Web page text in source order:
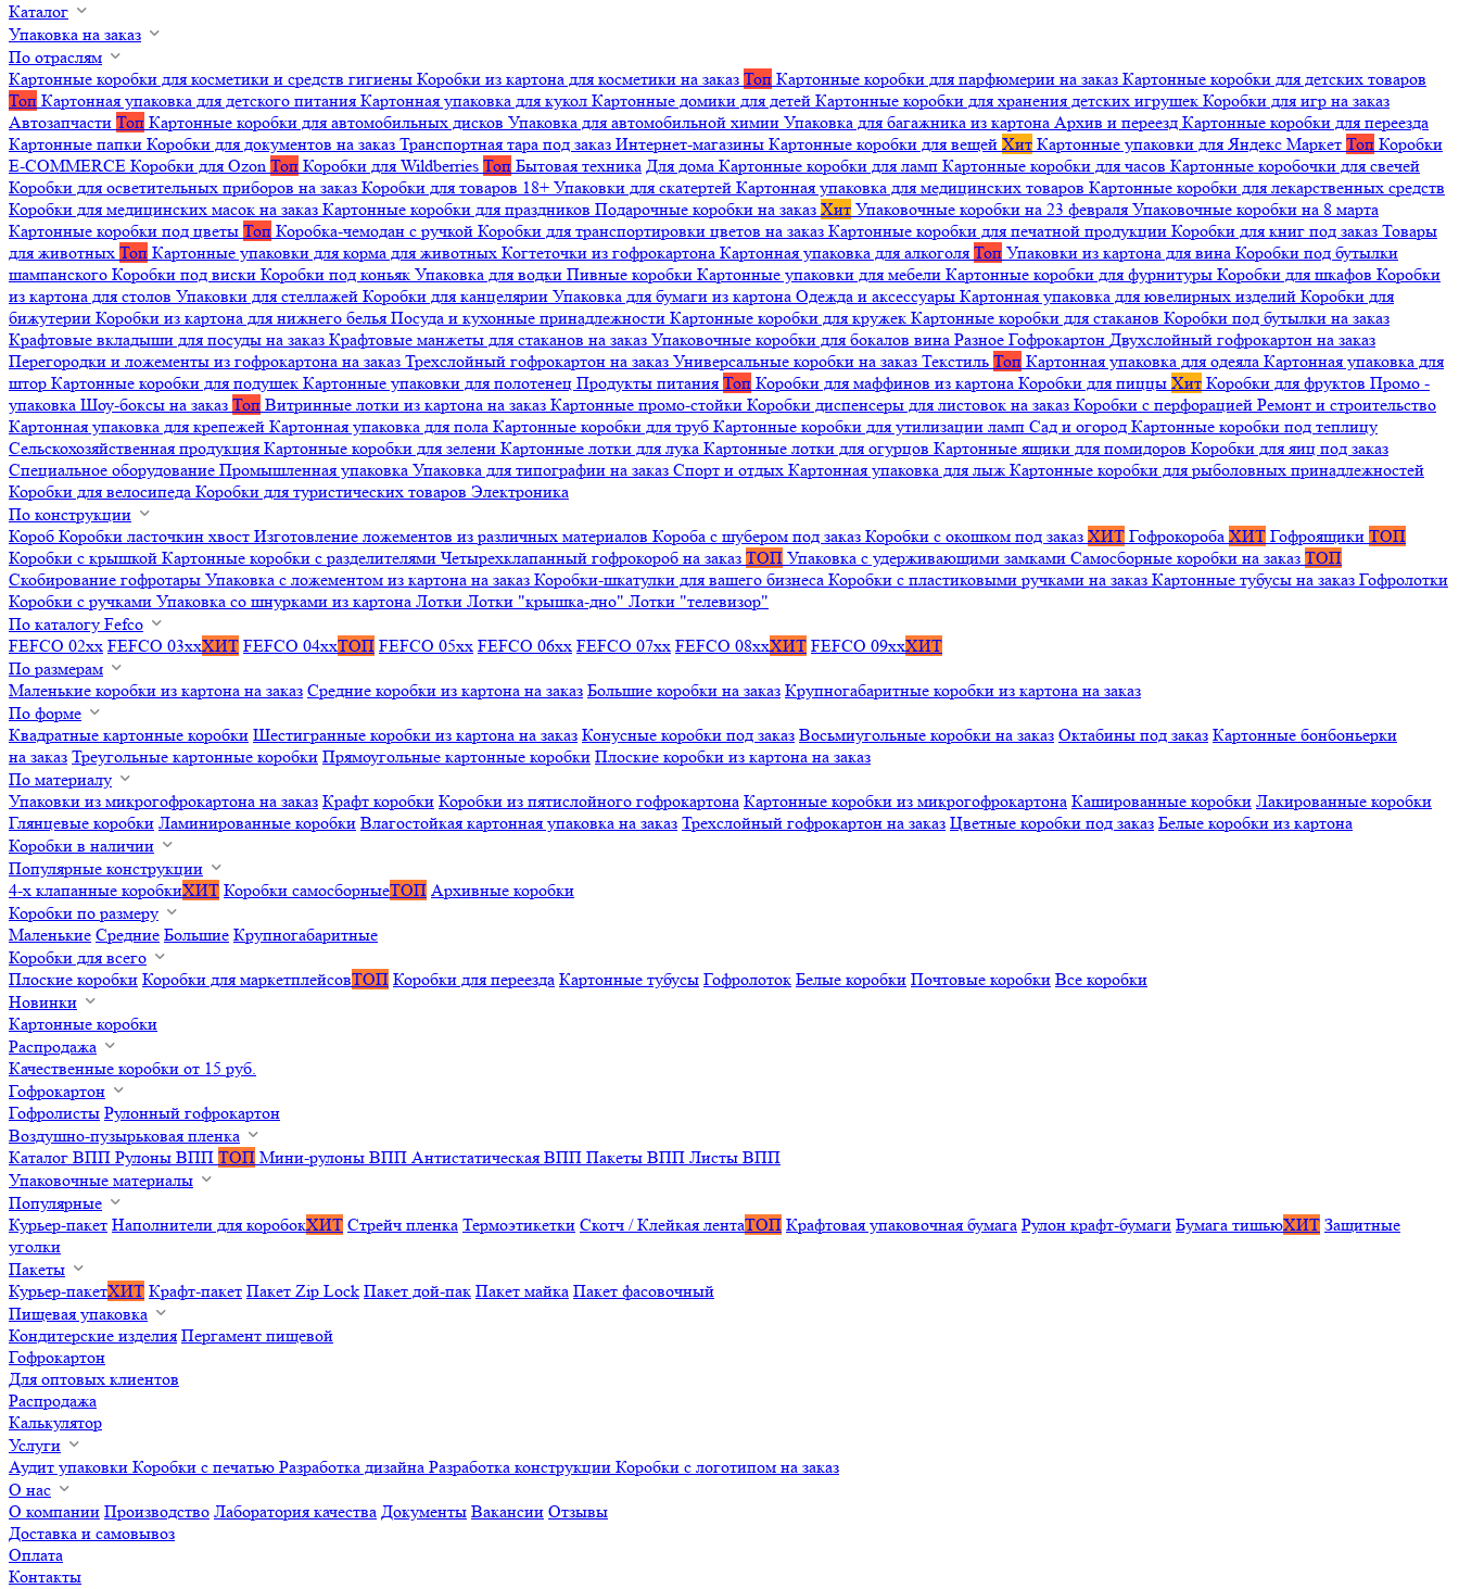
Каталог
Упаковка на заказ
По отраслям
Картонные коробки для косметики и средств гигиены Коробки из картона для косметики на заказ Топ Картонные коробки для парфюмерии на заказ Картонные коробки для детских товаров
Топ Картонная упаковка для детского питания Картонная упаковка для кукол Картонные домики для детей Картонные коробки для хранения детских игрушек Коробки для игр на заказ
Автозапчасти Топ Картонные коробки для автомобильных дисков Упаковка для автомобильной химии Упаковка для багажника из картона Архив и переезд Картонные коробки для переезда
Картонные папки Коробки для документов на заказ Транспортная тара под заказ Интернет-магазины Картонные коробки для вещей Хит Картонные упаковки для Яндекс Маркет Топ Коробки
E-COMMERCE Коробки для Ozon Топ Коробки для Wildberries Топ Бытовая техника Для дома Картонные коробки для ламп Картонные коробки для часов Картонные коробочки для свечей
Коробки для осветительных приборов на заказ Коробки для товаров 18+ Упаковки для скатертей Картонная упаковка для медицинских товаров Картонные коробки для лекарственных средств
Коробки для медицинских масок на заказ Картонные коробки для праздников Подарочные коробки на заказ Хит Упаковочные коробки на 23 февраля Упаковочные коробки на 8 марта
Картонные коробки под цветы Топ Коробка-чемодан с ручкой Коробки для транспортировки цветов на заказ Картонные коробки для печатной продукции Коробки для книг под заказ Товары
для животных Топ Картонные упаковки для корма для животных Когтеточки из гофрокартона Картонная упаковка для алкоголя Топ Упаковки из картона для вина Коробки под бутылки
шампанского Коробки под виски Коробки под коньяк Упаковка для водки Пивные коробки Картонные упаковки для мебели Картонные коробки для фурнитуры Коробки для шкафов Коробки
из картона для столов Упаковки для стеллажей Коробки для канцелярии Упаковка для бумаги из картона Одежда и аксессуары Картонная упаковка для ювелирных изделий Коробки для
бижутерии Коробки из картона для нижнего белья Посуда и кухонные принадлежности Картонные коробки для кружек Картонные коробки для стаканов Коробки под бутылки на заказ
Крафтовые вкладыши для посуды на заказ Крафтовые манжеты для стаканов на заказ Упаковочные коробки для бокалов вина Разное Гофрокартон Двухслойный гофрокартон на заказ
Перегородки и ложементы из гофрокартона на заказ Трехслойный гофрокартон на заказ Универсальные коробки на заказ Текстиль Топ Картонная упаковка для одеяла Картонная упаковка для
штор Картонные коробки для подушек Картонные упаковки для полотенец Продукты питания Топ Коробки для маффинов из картона Коробки для пиццы Хит Коробки для фруктов Промо -
упаковка Шоу-боксы на заказ Топ Витринные лотки из картона на заказ Картонные промо-стойки Коробки диспенсеры для листовок на заказ Коробки с перфорацией Ремонт и строительство
Картонная упаковка для крепежей Картонная упаковка для пола Картонные коробки для труб Картонные коробки для утилизации ламп Сад и огород Картонные коробки под теплицу
Сельскохозяйственная продукция Картонные коробки для зелени Картонные лотки для лука Картонные лотки для огурцов Картонные ящики для помидоров Коробки для яиц под заказ
Специальное оборудование Промышленная упаковка Упаковка для типографии на заказ Спорт и отдых Картонная упаковка для лыж Картонные коробки для рыболовных принадлежностей
Коробки для велосипеда Коробки для туристических товаров Электроника
По конструкции
Короб Коробки ласточкин хвост Изготовление ложементов из различных материалов Короба с шубером под заказ Коробки с окошком под заказ ХИТ Гофрокороба ХИТ Гофроящики ТОП
Коробки с крышкой Картонные коробки с разделителями Четырехклапанный гофрокороб на заказ ТОП Упаковка с удерживающими замками Самосборные коробки на заказ ТОП
Скобирование гофротары Упаковка с ложементом из картона на заказ Коробки-шкатулки для вашего бизнеса Коробки с пластиковыми ручками на заказ Картонные тубусы на заказ Гофролотки
Коробки с ручками Упаковка со шнурками из картона Лотки Лотки "крышка-дно" Лотки "телевизор"
По каталогу Fefco
FEFCO 02xx FEFCO 03xxХИТ FEFCO 04xxТОП FEFCO 05xx FEFCO 06xx FEFCO 07xx FEFCO 08xxХИТ FEFCO 09xxХИТ
По размерам
Маленькие коробки из картона на заказ Средние коробки из картона на заказ Большие коробки на заказ Крупногабаритные коробки из картона на заказ
По форме
Квадратные картонные коробки Шестигранные коробки из картона на заказ Конусные коробки под заказ Восьмиугольные коробки на заказ Октабины под заказ Картонные бонбоньерки
на заказ Треугольные картонные коробки Прямоугольные картонные коробки Плоские коробки из картона на заказ
По материалу
Упаковки из микрогофрокартона на заказ Крафт коробки Коробки из пятислойного гофрокартона Картонные коробки из микрогофрокартона Кашированные коробки Лакированные коробки
Глянцевые коробки Ламинированные коробки Влагостойкая картонная упаковка на заказ Трехслойный гофрокартон на заказ Цветные коробки под заказ Белые коробки из картона
Коробки в наличии
Популярные конструкции
4-х клапанные коробкиХИТ Коробки самосборныеТОП Архивные коробки
Коробки по размеру
Маленькие Средние Большие Крупногабаритные
Коробки для всего
Плоские коробки Коробки для маркетплейсовТОП Коробки для переезда Картонные тубусы Гофролоток Белые коробки Почтовые коробки Все коробки
Новинки
Картонные коробки
Распродажа
Качественные коробки от 15 руб.
Гофрокартон
Гофролисты Рулонный гофрокартон
Воздушно-пузырьковая пленка
Каталог ВПП Рулоны ВПП ТОП Мини-рулоны ВПП Антистатическая ВПП Пакеты ВПП Листы ВПП
Упаковочные материалы
Популярные
Курьер-пакет Наполнители для коробокХИТ Стрейч пленка Термоэтикетки Скотч / Клейкая лентаТОП Крафтовая упаковочная бумага Рулон крафт-бумаги Бумага тишьюХИТ Защитные
уголки
Пакеты
Курьер-пакетХИТ Крафт-пакет Пакет Zip Lock Пакет дой-пак Пакет майка Пакет фасовочный
Пищевая упаковка
Кондитерские изделия Пергамент пищевой
Гофрокартон
Для оптовых клиентов
Распродажа
Калькулятор
Услуги
Аудит упаковки Коробки с печатью Разработка дизайна Разработка конструкции Коробки с логотипом на заказ
О нас
О компании Производство Лаборатория качества Документы Вакансии Отзывы
Доставка и самовывоз
Оплата
Контакты